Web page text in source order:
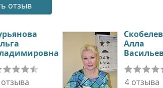
Алла
4 отзыва